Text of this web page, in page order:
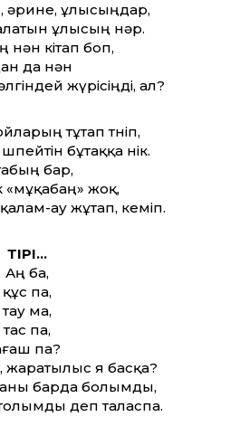
ұлысыңдар,
ұлысың нәр.
нән кітап боп,
да нән
жүрісіңді, ал?
тұтап төніп,
бұтаққа өнік.
бар,
«мұқабаң» жоқ,
ау жұтап, кеміп.
ТІРІ…
Аң ба,
құс па,
тау ма,
тас па,
па?
жаратылыс я басқа?
барда болымды,
деп таласпа.